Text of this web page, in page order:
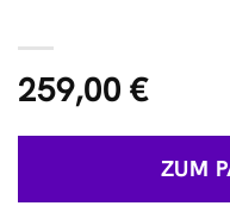
259,00 €
ZUM